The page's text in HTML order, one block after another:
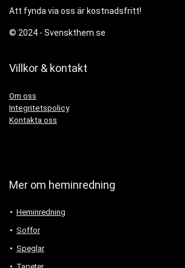
Att fynda via oss är kostnadsfritt!
© 2024 - Svenskthem.se
Villkor & kontakt
Om oss
Integritetspolicy
Kontakta oss
Mer om heminredning
Heminredning
Soffor
Speglar